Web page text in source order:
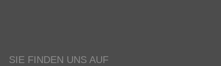
SIE FINDEN UNS AUF